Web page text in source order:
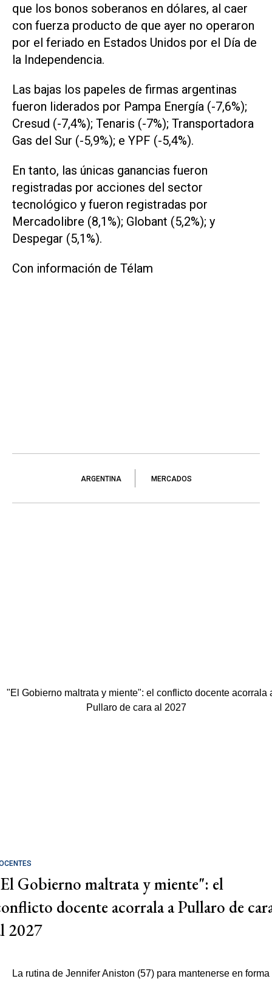
que los bonos soberanos en dólares, al caer
con fuerza producto de que ayer no operaron
por el feriado en Estados Unidos por el Día de
la Independencia.
Las bajas los papeles de firmas argentinas
fueron liderados por Pampa Energía (-7,6%);
Cresud (-7,4%); Tenaris (-7%); Transportadora
Gas del Sur (-5,9%); e YPF (-5,4%).
En tanto, las únicas ganancias fueron
registradas por acciones del sector
tecnológico y fueron registradas por
Mercadolibre (8,1%); Globant (5,2%); y
Despegar (5,1%).
Con información de Télam
ARGENTINA MERCADOS
Gobierno maltrata y miente": el
docente acorrala a Pullaro de
2027